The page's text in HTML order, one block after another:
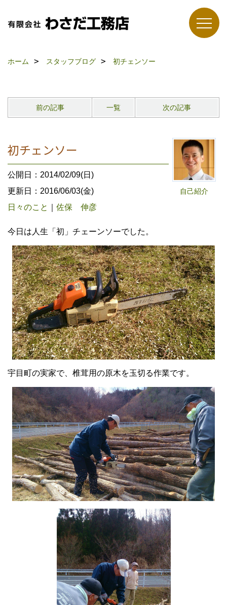
ホーム スタッフブログ 初チェンソー
前の記事 一覧 次の記事
自己紹介
初チェンソー
公開日：2014/02/09(日)
更新日：2016/06/03(金)
日々のこと
佐保 伸彦
今日は人生「初」チェーンソーでした。
宇目町の実家で、椎茸用の原木を玉切る作業です。